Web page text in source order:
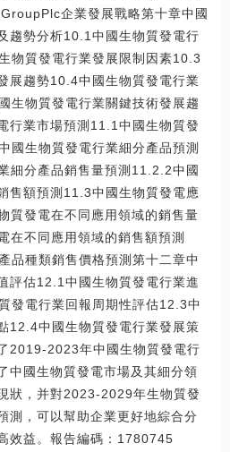
企業發展戰略第十章中國
趨勢分析10.1中國生物質發電行
物質發電行業發展限制因素10.3
展趨勢10.4中國生物質發電行業
生物質發電行業關鍵技術發展趨
行業市場預測11.1中國生物質發
國生物質發電行業細分產品預測
細分產品銷售量預測11.2.2中國
售額預測11.3中國生物質發電應
質發電在不同應用領域的銷售量
在不同應用領域的銷售額預測
品種類銷售價格預測第十二章中
評估12.1中國生物質發電行業進
發電行業回報周期性評估12.3中
12.4中國生物質發電行業發展策
2019-2023年中國生物質發電行
中國生物質發電市場及其細分領
狀，并對2023-2029年生物質發
測，可以幫助企業更好地綜合分
效益。報告編碼：1780745